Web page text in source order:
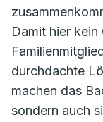
Damit hier
durchdachte
machen das
sondern auch